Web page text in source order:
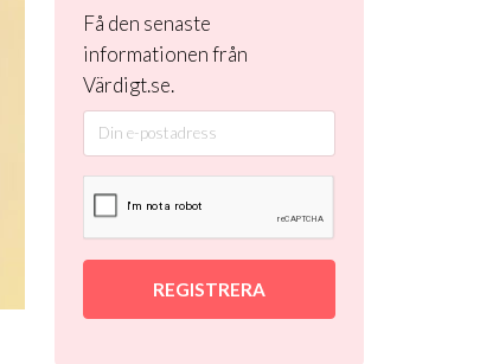
Få den senaste
informationen från
Värdigt.se.
REGISTRERA